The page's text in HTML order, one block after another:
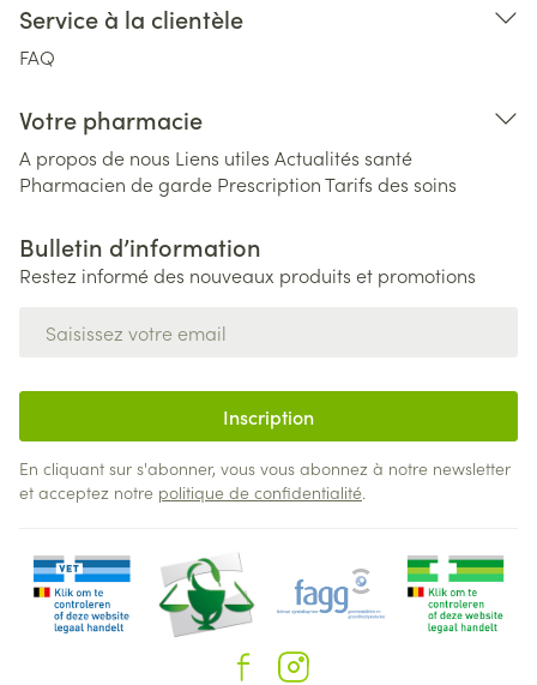
Service à la clientèle
FAQ
Votre pharmacie
A propos de nous Liens utiles Actualités santé
Pharmacien de garde PrescriptionTarifs des soins
Bulletin d’information
Restez informé des nouveaux produits et promotions
Inscription
En cliquant sur s'abonner, vous vous abonnez à notre newsletter
et acceptez notre politique de confidentialité.